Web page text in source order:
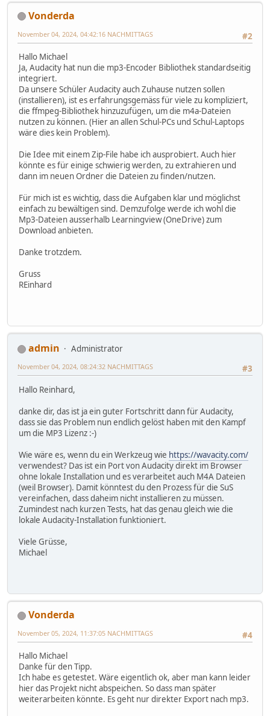
Vonderda
#2
November 04, 2024, 04:42:16 NACHMITTAGS
Hallo Michael
Ja, Audacity hat nun die mp3-Encoder Bibliothek standardseitig
integriert.
Da unsere Schüler Audacity auch Zuhause nutzen sollen
(installieren), ist es erfahrungsgemäss für viele zu kompliziert,
die ffmpeg-Bibliothek hinzuzufügen, um die m4a-Dateien
nutzen zu können. (Hier an allen Schul-PCs und Schul-Laptops
wäre dies kein Problem).
Die Idee mit einem Zip-File habe ich ausprobiert. Auch hier
könnte es für einige schwierig werden, zu extrahieren und
dann im neuen Ordner die Dateien zu finden/nutzen.
Für mich ist es wichtig, dass die Aufgaben klar und möglichst
einfach zu bewältigen sind. Demzufolge werde ich wohl die
Mp3-Dateien ausserhalb Learningview (OneDrive) zum
Download anbieten.
Danke trotzdem.
Gruss
REinhard
admin
Administrator
#3
November 04, 2024, 08:24:32 NACHMITTAGS
Hallo Reinhard,
danke dir, das ist ja ein guter Fortschritt dann für Audacity,
dass sie das Problem nun endlich gelöst haben mit den Kampf
um die MP3 Lizenz :-)
Wie wäre es, wenn du ein Werkzeug wie https://wavacity.com/
verwendest? Das ist ein Port von Audacity direkt im Browser
ohne lokale Installation und es verarbeitet auch M4A Dateien
(weil Browser). Damit könntest du den Prozess für die SuS
vereinfachen, dass daheim nicht installieren zu müssen.
Zumindest nach kurzen Tests, hat das genau gleich wie die
lokale Audacity-Installation funktioniert.
Viele Grüsse,
Michael
Vonderda
#4
November 05, 2024, 11:37:05 NACHMITTAGS
Hallo Michael
Danke für den Tipp.
Ich habe es getestet. Wäre eigentlich ok, aber man kann leider
hier das Projekt nicht abspeichen. So dass man später
weiterarbeiten könnte. Es geht nur direkter Export nach mp3.